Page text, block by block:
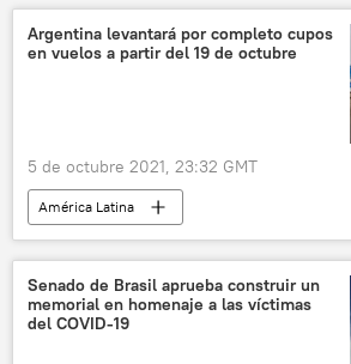
Argentina levantará por completo cupos
en vuelos a partir del 19 de octubre
5 de octubre 2021, 23:32 GMT
América Latina
Agencia Nacional de Aviación Civil (ANAC)
Argentina
pandemia de coronavirus
Senado de Brasil aprueba construir un
memorial en homenaje a las víctimas
del COVID-19